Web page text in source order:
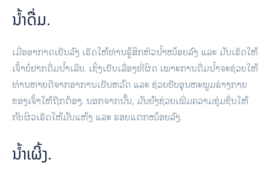
ນໍ້າດື່ມ.
ເມື່ອອາກາດເຢັນລົງ ເຮັດໃຫ້ທ່ານຮູ້ສຶກຫິວນໍ້າໜ້ອຍລົງ ແລະ ມັນເຮັດໃຫ້
ເຈົ້າບໍ່ຢາກດື່ມນໍ້າເລີຍ. ເຊິ່ງເປັນເລື່ອງທີ່ຜິດ ເພາະການດື່ມນ້ຳຈະຊ່ວຍໃຫ້
ທ່ານຫາຍດີຈາກອາການເປັນຫວັດ ແລະ ຊ່ວຍປັບອຸນຫະພູມຮ່າງກາຍ
ຂອງເຈົ້າໃຫ້ຖືກຕ້ອງ. ນອກຈາກນັ້ນ, ມັນຍັງຊ່ວຍເພີ່ມຄວາມຊຸ່ມຊື່ນໃຫ້
ກັບຜິວເຮັດໃຫ້ມັນແຫ້ງ ແລະ ຮອຍແຕກໜ້ອຍລົງ.
ນໍ້າເຜິ້ງ.